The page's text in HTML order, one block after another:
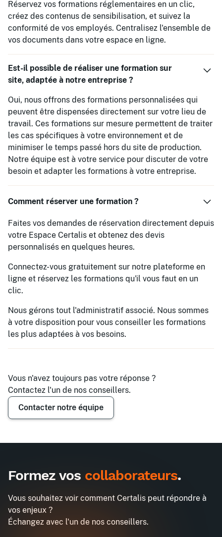
Réservez vos formations réglementaires en un clic,
créez des contenus de sensibilisation, et suivez la
conformité de vos employés. Centralisez l'ensemble de
vos documents dans votre espace en ligne.
Est-il possible de réaliser une formation sur
site, adaptée à notre entreprise ?
Oui, nous offrons des formations personnalisées qui
peuvent être dispensées directement sur votre lieu de
travail. Ces formations sur mesure permettent de traiter
les cas spécifiques à votre environnement et de
minimiser le temps passé hors du site de production.
Notre équipe est à votre service pour discuter de votre
besoin et adapter les formations à votre entreprise.
Comment réserver une formation ?
Faites vos demandes de réservation directement depuis
votre Espace Certalis et obtenez des devis
personnalisés en quelques heures.
Connectez-vous gratuitement sur notre plateforme en
ligne et réservez les formations qu'il vous faut en un
clic.
Nous gérons tout l'administratif associé. Nous sommes
à votre disposition pour vous conseiller les formations
les plus adaptées à vos besoins.
Vous n'avez toujours pas votre réponse ?
Contactez l'un de nos conseillers.
Contacter notre équipe
Formez vos collaborateurs.
Vous souhaitez voir comment Certalis peut répondre à
vos enjeux ?
Échangez avec l'un de nos conseillers.